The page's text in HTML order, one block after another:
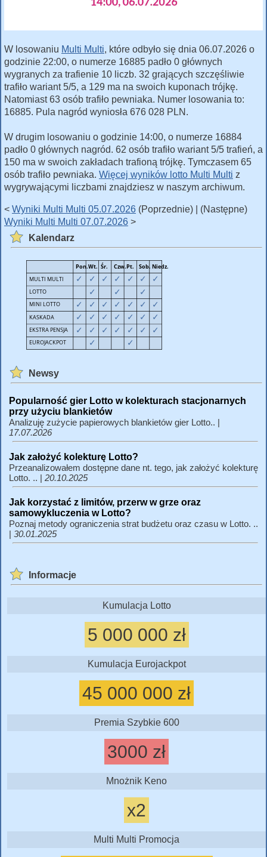
W losowaniu Multi Multi, które odbyło się dnia 06.07.2026 o
godzinie 22:00, o numerze 16885 padło 0 głównych
wygranych za trafienie 10 liczb. 32 grających szczęśliwie
trafiło wariant 5/5, a 129 ma na swoich kuponach trójkę.
Natomiast 63 osób trafiło pewniaka. Numer losowania to:
16885. Pula nagród wyniosła 676 028 PLN.
W drugim losowaniu o godzinie 14:00, o numerze 16884
padło 0 głównych nagród. 62 osób trafiło wariant 5/5 trafień, a
150 ma w swoich zakładach trafioną trójkę. Tymczasem 65
osób trafiło pewniaka. Więcej wyników lotto Multi Multi z
wygrywającymi liczbami znajdziesz w naszym archiwum.
< Wyniki Multi Multi 05.07.2026 (Poprzednie) | (Następne)
Wyniki Multi Multi 07.07.2026 >
Kalendarz
Newsy
Popularność gier Lotto w kolekturach stacjonarnych
przy użyciu blankietów
Analizuję zużycie papierowych blankietów gier Lotto.. |
17.07.2026
Jak założyć kolekturę Lotto?
Przeanalizowałem dostępne dane nt. tego, jak założyć kolekturę
Lotto. .. | 20.10.2025
Jak korzystać z limitów, przerw w grze oraz
samowykluczenia w Lotto?
Poznaj metody ograniczenia strat budżetu oraz czasu w Lotto. ..
| 30.01.2025
Informacje
Kumulacja Lotto
5 000 000 zł
Kumulacja Eurojackpot
45 000 000 zł
Premia Szybkie 600
3000 zł
Mnożnik Keno
x2
Multi Multi Promocja